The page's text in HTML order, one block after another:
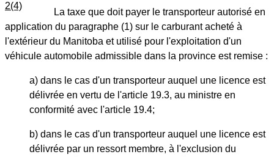
2(4)
La taxe que doit payer le transporteur autorisé en
application du paragraphe (1) sur le carburant acheté à
l'extérieur du Manitoba et utilisé pour l'exploitation d'un
véhicule automobile admissible dans la province est remise :
a) dans le cas d'un transporteur auquel une licence est
délivrée en vertu de l'article 19.3, au ministre en
conformité avec l'article 19.4;
b) dans le cas d'un transporteur auquel une licence est
délivrée par un ressort membre, à l'exclusion du